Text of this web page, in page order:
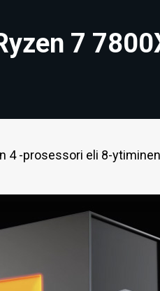
7
4 -prosessori eli 8-